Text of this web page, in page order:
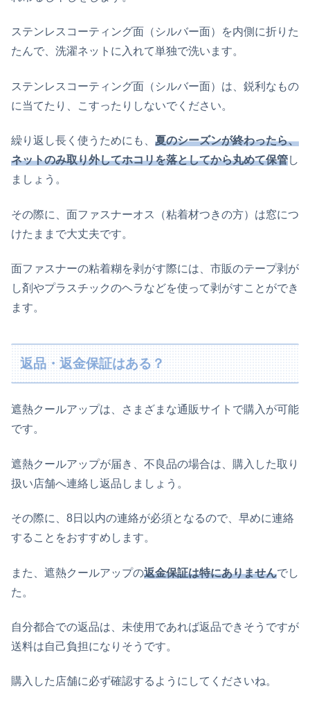
ステンレスコーティング面（シルバー面）を内側に折りた
たんで、洗濯ネットに入れて単独で洗います。
ステンレスコーティング面（シルバー面）は、鋭利なもの
に当てたり、こすったりしないでください。
繰り返し長く使うためにも、 夏のシーズンが終わったら、
ネットのみ取り外してホコリを落としてから丸めて保管し
ましょう。
その際に、面ファスナーオス（粘着材つきの方）は窓につ
けたままで大丈夫です。
面ファスナーの粘着糊を剥がす際には、市販のテープ剥が
し剤やプラスチックのヘラなどを使って剥がすことができ
ます。
返品・返金保証はある？
遮熱クールアップは、さまざまな通販サイトで購入が可能
です。
遮熱クールアップが届き、不良品の場合は、購入した取り
扱い店舗へ連絡し返品しましょう。
その際に、8日以内の連絡が必須となるので、早めに連絡
することをおすすめします。
また、遮熱クールアップの返金保証は特にありませんでし
た。
自分都合での返品は、未使用であれば返品できそうですが
送料は自己負担になりそうです。
購入した店舗に必ず確認するようにしてくださいね。